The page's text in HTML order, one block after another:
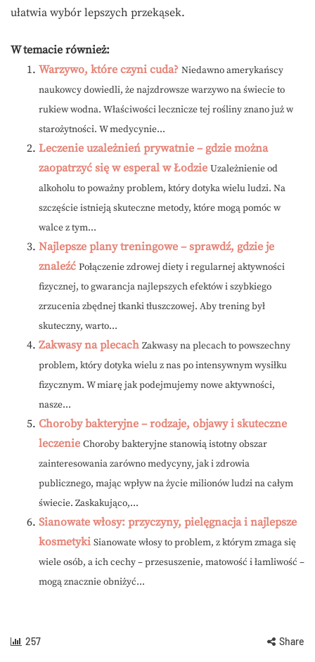
ułatwia wybór lepszych przekąsek.
W temacie również:
Warzywo, które czyni cuda? Niedawno amerykańscy
naukowcy dowiedli, że najzdrowsze warzywo na świecie to
rukiew wodna. Właściwości lecznicze tej rośliny znano już w
starożytności. W medycynie...
Leczenie uzależnień prywatnie – gdzie można
zaopatrzyć się w esperal w Łodzie Uzależnienie od
alkoholu to poważny problem, który dotyka wielu ludzi. Na
szczęście istnieją skuteczne metody, które mogą pomóc w
walce z tym...
Najlepsze plany treningowe – sprawdź, gdzie je
znaleźć Połączenie zdrowej diety i regularnej aktywności
fizycznej, to gwarancja najlepszych efektów i szybkiego
zrzucenia zbędnej tkanki tłuszczowej. Aby trening był
skuteczny, warto...
Zakwasy na plecach Zakwasy na plecach to powszechny
problem, który dotyka wielu z nas po intensywnym wysiłku
fizycznym. W miarę jak podejmujemy nowe aktywności,
nasze...
Choroby bakteryjne – rodzaje, objawy i skuteczne
leczenie Choroby bakteryjne stanowią istotny obszar
zainteresowania zarówno medycyny, jak i zdrowia
publicznego, mając wpływ na życie milionów ludzi na całym
świecie. Zaskakująco,...
Sianowate włosy: przyczyny, pielęgnacja i najlepsze
kosmetyki Sianowate włosy to problem, z którym zmaga się
wiele osób, a ich cechy – przesuszenie, matowość i łamliwość –
mogą znacznie obniżyć...
257 Share